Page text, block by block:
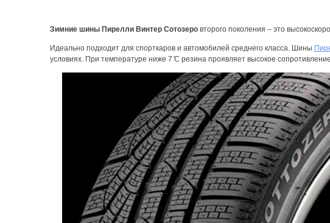
Зимние шины Пирелли Винтер Сотозеро второго поколения – это
Идеально подходит для спорткаров и автомобилей среднего класса. Шины
условиях. При температуре ниже 7 ̊C резина проявляет высокое